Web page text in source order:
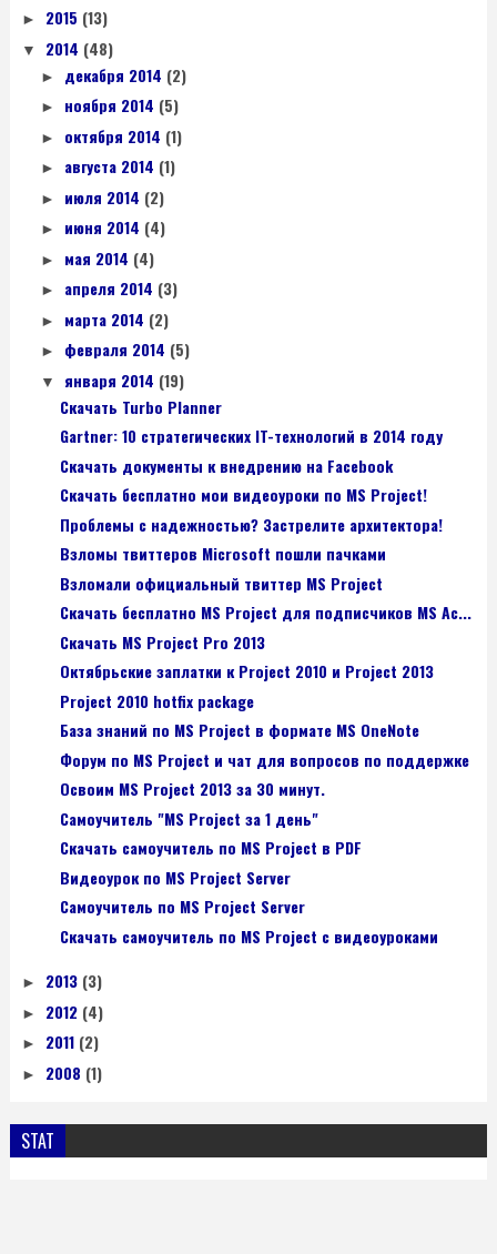
► 2015 (13)
▼ 2014 (48)
► декабря 2014 (2)
► ноября 2014 (5)
► октября 2014 (1)
► августа 2014 (1)
► июля 2014 (2)
► июня 2014 (4)
► мая 2014 (4)
► апреля 2014 (3)
► марта 2014 (2)
► февраля 2014 (5)
▼ января 2014 (19)
Скачать Turbo Planner
Gartner: 10 стратегических IT-технологий в 2014 году
Скачать документы к внедрению на Facebook
Скачать бесплатно мои видеоуроки по MS Project!
Проблемы с надежностью? Застрелите архитектора!
Взломы твиттеров Microsoft пошли пачками
Взломали официальный твиттер MS Project
Скачать бесплатно MS Project для подписчиков MS Ac...
Скачать MS Project Pro 2013
Октябрьские заплатки к Project 2010 и Project 2013
Project 2010 hotfix package
База знаний по MS Project в формате MS OneNote
Форум по MS Project и чат для вопросов по поддержке
Освоим MS Project 2013 за 30 минут.
Самоучитель "MS Project за 1 день"
Скачать самоучитель по MS Project в PDF
Видеоурок по MS Project Server
Самоучитель по MS Project Server
Скачать самоучитель по MS Project с видеоуроками
► 2013 (3)
► 2012 (4)
► 2011 (2)
► 2008 (1)
STAT